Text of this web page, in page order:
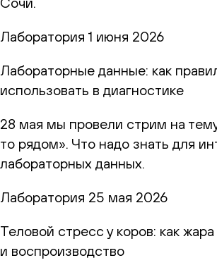
Лаборатория 1 июня 2026
Лабораторные данные: как
использовать в диагностике
28 мая мы провели стрим на
то рядом». Что надо знать для
лабораторных данных.
Лаборатория 25 мая 2026
Теловой стресс у коров: как
и воспроизводство